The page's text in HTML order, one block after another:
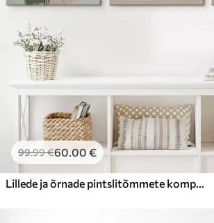
99.99€60.00 €
Lillede ja õrnade pintslitõmmete kompositsioon